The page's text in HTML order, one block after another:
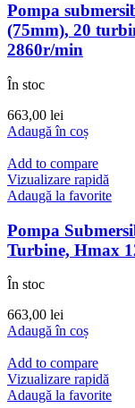
Pompa
(75mm), 20
2860r/min
În stoc
663,00 lei
Adaugă în coș
Add to compare
Vizualizare rapidă
Adaugă la favorite
Pompa
Turbine, Hmax
În stoc
663,00 lei
Adaugă în coș
Add to compare
Vizualizare rapidă
Adaugă la favorite